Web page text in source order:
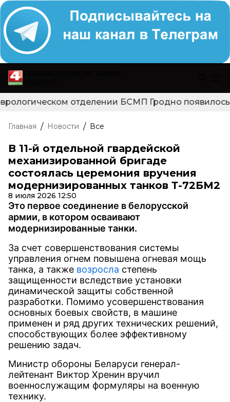
отделении БСМП Гродно появилось
Главная / Новости / Все
В 11-й отдельной гвардейской
механизированной бригаде
состоялась церемония вручения
модернизированных танков Т-72БМ2
8 июля 2026 12:50
Это первое соединение в белорусской
армии, в котором осваивают
модернизированные танки.
За счет совершенствования системы
управления огнем повышена огневая мощь
танка, а также возросла степень
защищенности вследствие установки
динамической защиты собственной
разработки. Помимо усовершенствования
основных боевых свойств, в машине
применен и ряд других технических решений,
способствующих более эффективному
решению задач.
Министр обороны Беларуси генерал-
лейтенант Виктор Хренин вручил
военнослужащим формуляры на военную
технику.